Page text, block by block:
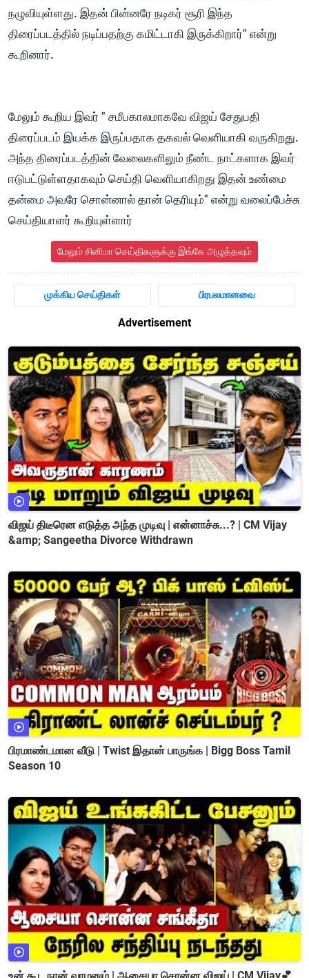
நழுவியுள்ளது. இதன் பின்னரே நடிகர் சூரி இந்த
திரைப்படத்தில் நடிப்பதற்கு கமிட்டாகி இருக்கிறார்" என்று
கூறினார்.
மேலும் கூறிய இவர் " சமீபகாலமாகவே விஜய் சேதுபதி
திரைப்படம் இயக்க இருப்பதாக தகவல் வெளியாகி வருகிறது.
அந்த திரைப்படத்தின் வேலைகளிலும் நீண்ட நாட்களாக இவர்
ஈடுபட்டுள்ளதாகவும் செய்தி வெளியாகிறது இதன் உண்மை
தன்மை அவரே சொன்னால் தான் தெரியும்" என்று வலைப்பேச்சு
செய்தியாளர் கூறியுள்ளார்
மேலும் சினிமா செய்திகளுக்கு இங்கே அழுத்தவும்
முக்கிய செய்திகள் பிரபலமானவை
Advertisement
விஜய் திடீரென எடுத்த அந்த முடிவு | என்னாச்சு...? | CM Vijay
&amp; Sangeetha Divorce Withdrawn
பிரமாண்டமான வீடு | Twist இதான் பாருங்க | Bigg Boss Tamil
Season 10